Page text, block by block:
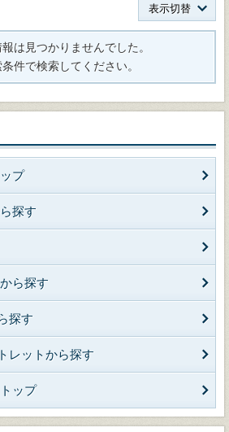
表示切替
は見つかりませんでした。
件で検索してください。
プ
探す
ら探す
探す
レットから探す
ップ